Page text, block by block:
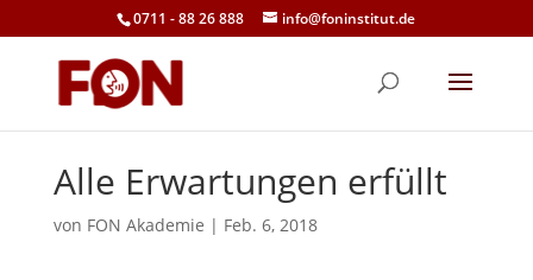
0711 - 88 26 888 info@foninstitut.de
Alle Erwartungen erfüllt
von FON Akademie | Feb. 6, 2018